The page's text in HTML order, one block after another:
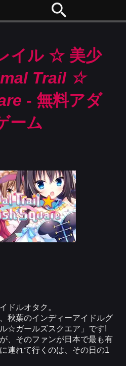
search
イル ☆ 美少
Trail ☆
- 無料アダ
ーム
ドルオタク。
秋葉のインディーアイドルグ
☆ガールズスクエア」です!
、そのファンが日本で最も有
連れて行くのは、その日の1